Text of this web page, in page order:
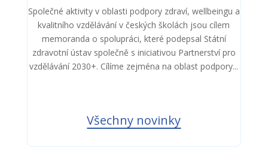
Společné aktivity v oblasti podpory zdraví, wellbeingu a
kvalitního vzdělávání v českých školách jsou cílem
memoranda o spolupráci, které podepsal Státní
zdravotní ústav společně s iniciativou Partnerství pro
vzdělávání 2030+. Cílíme zejména na oblast podpory...
Všechny novinky